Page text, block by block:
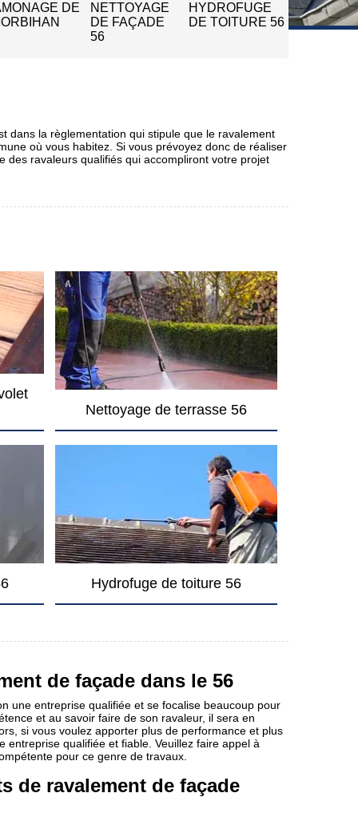
DE
NETTOYAGE
DE FAÇADE
56
HYDROFUGE
DE TOITURE 56
dans la règlementation qui stipule que le ravalement
où vous habitez. Si vous prévoyez donc de réaliser
des ravaleurs qualifiés qui accompliront votre projet
Nettoyage de terrasse 56
Hydrofuge de toiture 56
de façade dans le 56
une entreprise qualifiée et se focalise beaucoup pour
et au savoir faire de son ravaleur, il sera en
si vous voulez apporter plus de performance et plus
qualifiée et fiable. Veuillez faire appel à
pour ce genre de travaux.
de ravalement de façade